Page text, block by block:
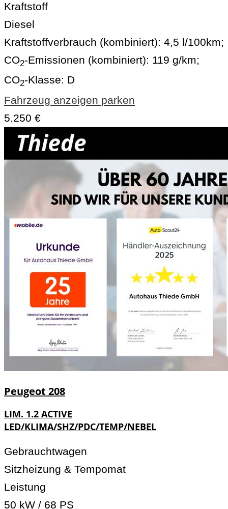
Kraftstoff
Diesel
Kraftstoffverbrauch (kombiniert): 4,5 l/100km;
CO2-Emissionen (kombiniert): 119 g/km;
CO2-Klasse: D
Fahrzeug anzeigen parken
5.250 €
Peugeot 208
LIM. 1.2 ACTIVE
LED/KLIMA/SHZ/PDC/TEMP/NEBEL
Gebrauchtwagen
Sitzheizung & Tempomat
Leistung
50 kW / 68 PS